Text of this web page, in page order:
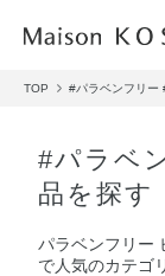
TOP #パラベンフリー
#パラベ
品を探す
パラベンフリー
で人気のカテゴ